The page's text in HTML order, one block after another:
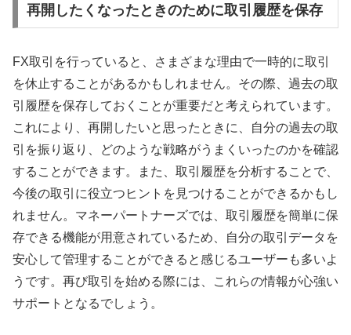
再開したくなったときのために取引履歴を保存
FX取引を行っていると、さまざまな理由で一時的に取引
を休止することがあるかもしれません。その際、過去の取
引履歴を保存しておくことが重要だと考えられています。
これにより、再開したいと思ったときに、自分の過去の取
引を振り返り、どのような戦略がうまくいったのかを確認
することができます。また、取引履歴を分析することで、
今後の取引に役立つヒントを見つけることができるかもし
れません。マネーパートナーズでは、取引履歴を簡単に保
存できる機能が用意されているため、自分の取引データを
安心して管理することができると感じるユーザーも多いよ
うです。再び取引を始める際には、これらの情報が心強い
サポートとなるでしょう。